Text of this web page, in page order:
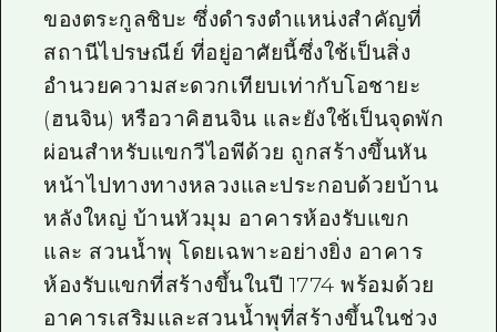
ของตระกูลชิบะ ซึ่งดำรงตำแหน่งสำคัญที่
สถานีไปรษณีย์ ที่อยู่อาศัยนี้ซึ่งใช้เป็นสิ่ง
อำนวยความสะดวกเทียบเท่ากับโอชายะ
(ฮนจิน) หรือวาคิฮนจิน และยังใช้เป็นจุดพัก
ผ่อนสำหรับแขกวีไอพีด้วย ถูกสร้างขึ้นหัน
หน้าไปทางทางหลวงและประกอบด้วยบ้าน
หลังใหญ่ บ้านหัวมุม อาคารห้องรับแขก
และ สวนน้ำพุ โดยเฉพาะอย่างยิ่ง อาคาร
ห้องรับแขกที่สร้างขึ้นในปี 1774 พร้อมด้วย
อาคารเสริมและสวนน้ำพุที่สร้างขึ้นในช่วง